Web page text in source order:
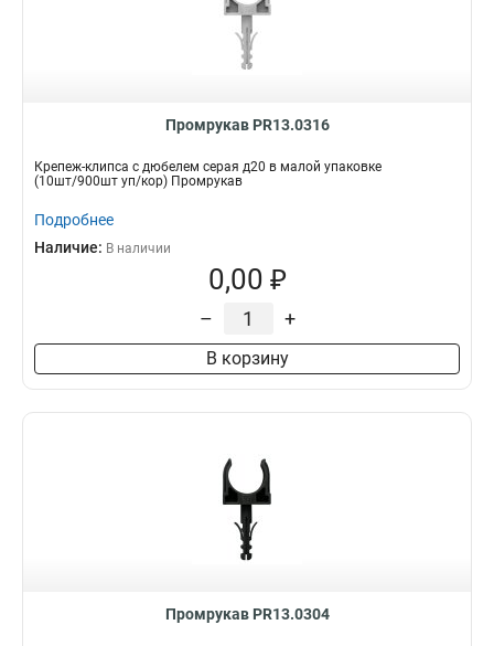
Промрукав PR13.0316
Крепеж-клипса с дюбелем серая д20 в малой упаковке
(10шт/900шт уп/кор) Промрукав
Подробнее
Наличие: В наличии
0,00 ₽
– +
В корзину
Промрукав PR13.0304